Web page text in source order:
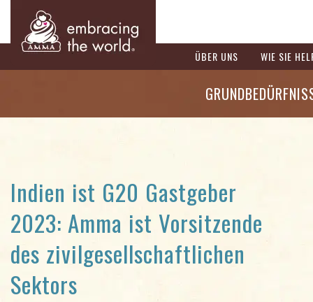
ÜBER UNS WIE SIE
Indien ist G20 Gastgeber
2023: Amma ist Vorsitzende
des zivilgesellschaftlichen
Sektors